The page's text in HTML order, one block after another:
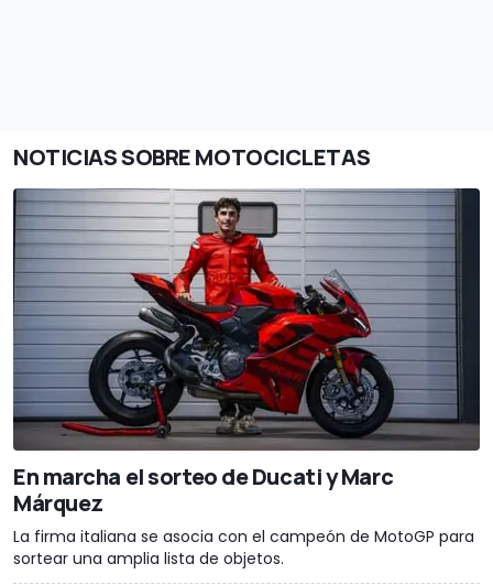
NOTICIAS SOBRE MOTOCICLETAS
En marcha el sorteo de Ducati y Marc
Márquez
La firma italiana se asocia con el campeón de MotoGP para
sortear una amplia lista de objetos.